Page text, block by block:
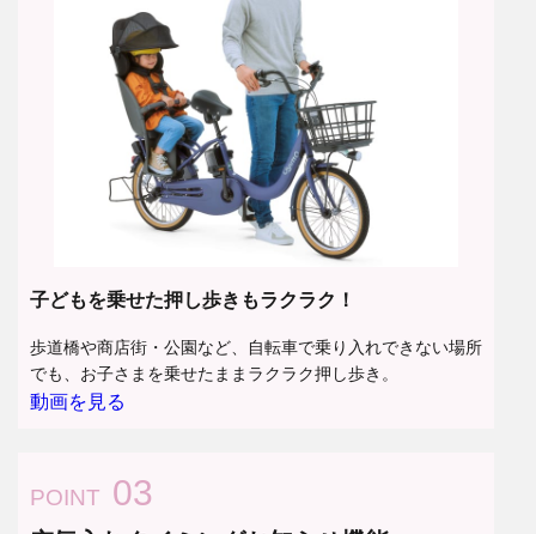
子どもを乗せた押し歩きもラクラク！
歩道橋や商店街・公園など、自転車で乗り入れできない場所
でも、お子さまを乗せたままラクラク押し歩き。
動画を見る
POINT 03